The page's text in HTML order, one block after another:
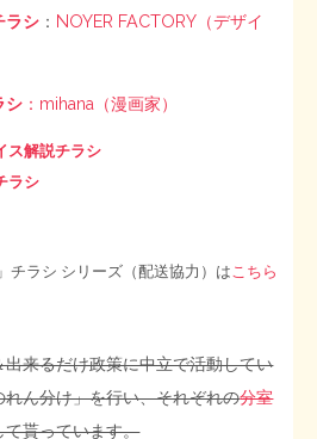
ラシ ： NOYER FACTORY（デザイ
シ ： mihana（漫画家）
ス解説チラシ
ラシ
チラシ シリーズ（配送協力）はこちら
来るだけ政策に中立で活動してい
ん分け」を行い、それぞれの分室
て貰っています。